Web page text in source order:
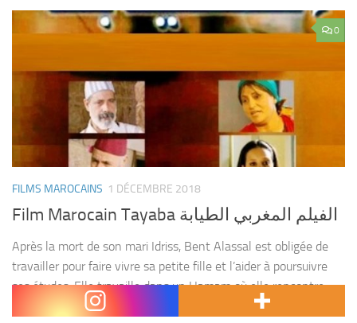
0
FILMS MAROCAINS 1 DÉCEMBRE 2018
Film Marocain Tayaba الفيلم المغربي الطيابة
Après la mort de son mari Idriss, Bent Alassal est obligée de
travailler pour faire vivre sa petite fille et l’aider à poursuivre
ses études. Elle travaille dans un Hamam où elle rencontre
différentes...